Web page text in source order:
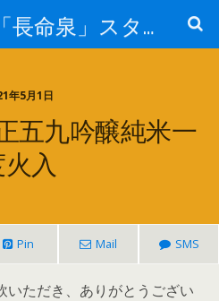
成田の地酒「長命泉」スタッフブログ
年5月1日
九吟醸純米一
入
Pin Mail SMS
いただき、ありがとうござい